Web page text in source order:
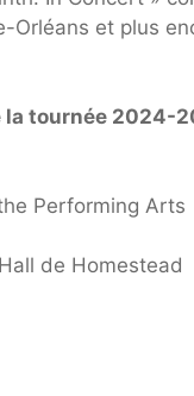
et plus
la tournée 2024-
Performing Arts
de Homestead